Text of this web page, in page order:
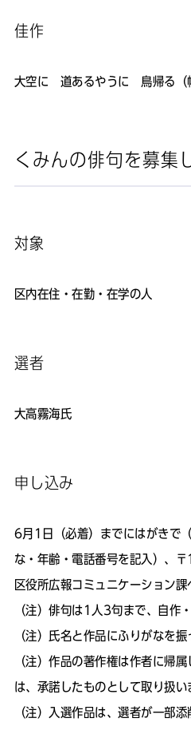
佳作
大空に 道あるやうに 鳥帰る
くみんの俳句を募集
対象
区内在住・在勤・在学の人
選者
大高霧海氏
申し込み
6月1日（必着）までにはがきで
な・年齢・電話番号を記入）、
区役所広報コミュニケーション課
（注）俳句は1人3句まで、自作
（注）氏名と作品にふりがなを振
（注）作品の著作権は作者に帰
は、承諾したものとして取り扱い
（注）入選作品は、選者が一部添